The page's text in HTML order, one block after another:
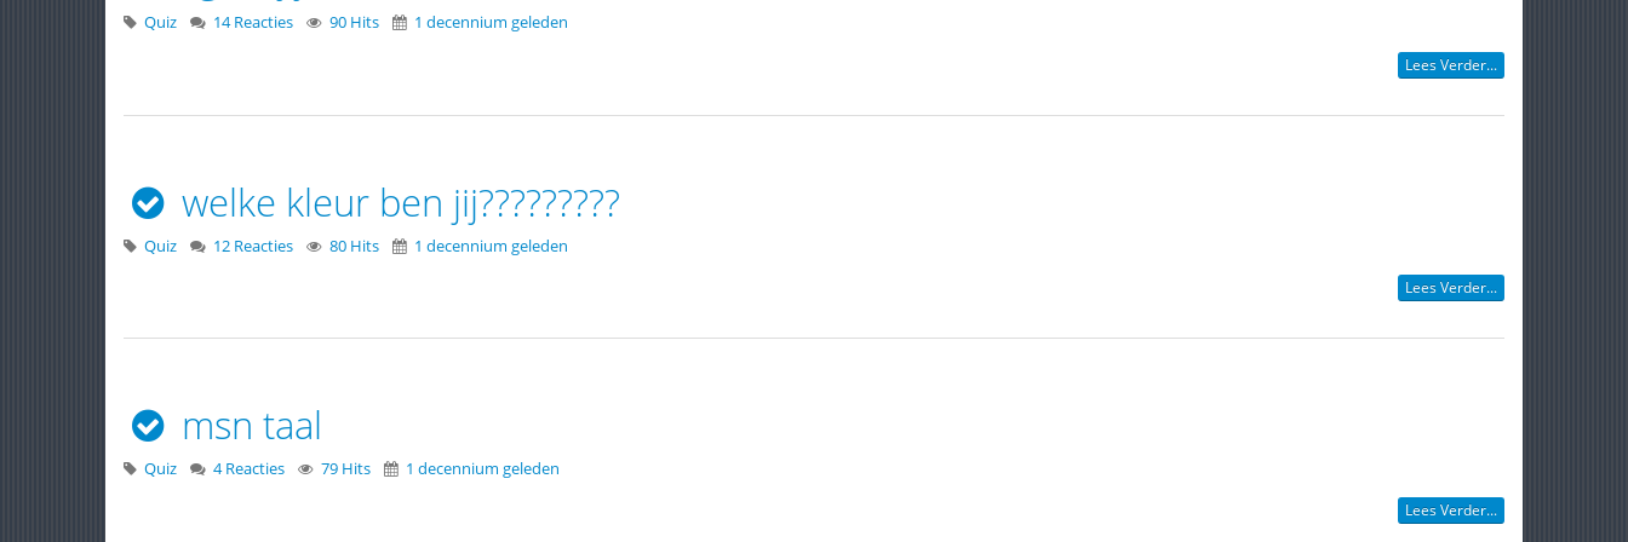
Quiz 14 Reacties 90 Hits 1 decennium geleden
Lees Verder...
welke kleur ben jij?????????
Quiz 12 Reacties 80 Hits 1 decennium geleden
Lees Verder...
msn taal
Quiz 4 Reacties 79 Hits 1 decennium geleden
Lees Verder...